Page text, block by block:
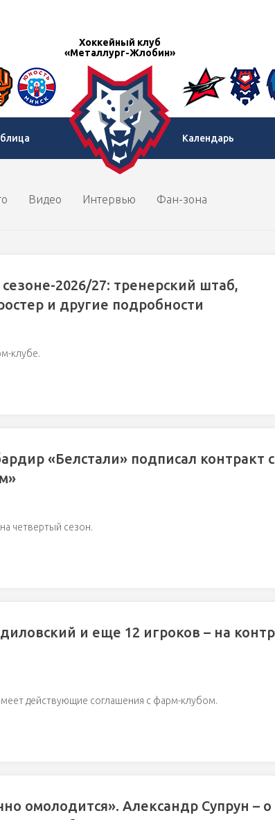
Хоккейный клуб
«Металлург-Жлобин»
Календарь
Видео Интервью Фан-зона
2026/27: тренерский штаб,
и другие подробности
клубе.
«Белстали» подписал контракт с
четвертый сезон.
и еще 12 игроков – на
действующие соглашения с фарм-клубом.
омолодится». Александр Супрун – о